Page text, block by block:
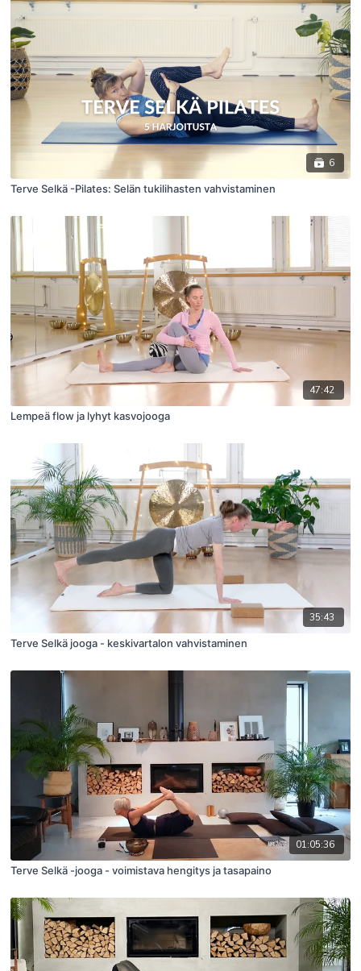
6
Terve Selkä -Pilates: Selän tukilihasten vahvistaminen
47:42
Lempeä flow ja lyhyt kasvojooga
35:43
Terve Selkä jooga - keskivartalon vahvistaminen
01:05:36
Terve Selkä -jooga - voimistava hengitys ja tasapaino